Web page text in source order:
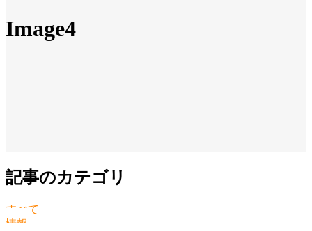
Image4
記事のカテゴリ
すべて
情報